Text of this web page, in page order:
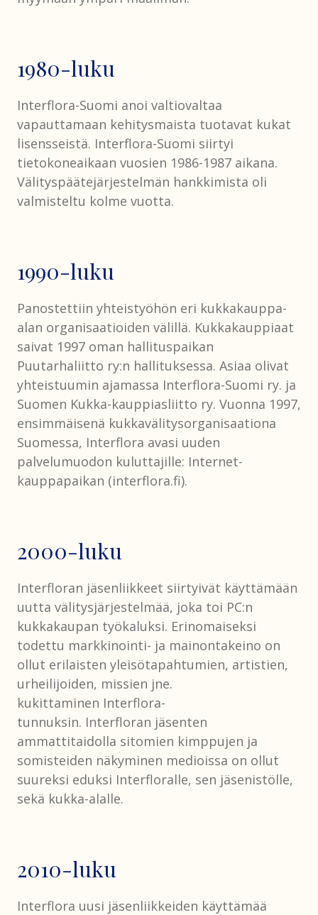
1980-luku
Interflora-Suomi anoi valtiovaltaa
vapauttamaan kehitysmaista tuotavat kukat
lisensseistä. Interflora-Suomi siirtyi
tietokoneaikaan vuosien 1986-1987 aikana.
Välityspäätejärjestelmän hankkimista oli
valmisteltu kolme vuotta.
1990-luku
Panostettiin yhteistyöhön eri kukkakauppa-
alan organisaatioiden välillä. Kukkakauppiaat
saivat 1997 oman hallituspaikan
Puutarhaliitto ry:n hallituksessa. Asiaa olivat
yhteistuumin ajamassa Interflora-Suomi ry. ja
Suomen Kukka-kauppiasliitto ry. Vuonna 1997,
ensimmäisenä kukkavälitysorganisaationa
Suomessa, Interflora avasi uuden
palvelumuodon kuluttajille: Internet-
kauppapaikan (interflora.fi).
2000-luku
Interfloran jäsenliikkeet siirtyivät käyttämään
uutta välitysjärjestelmää, joka toi PC:n
kukkakaupan työkaluksi. Erinomaiseksi
todettu markkinointi- ja mainontakeino on
ollut erilaisten yleisötapahtumien, artistien,
urheilijoiden, missien jne.
kukittaminen Interflora-
tunnuksin. Interfloran jäsenten
ammattitaidolla sitomien kimppujen ja
somisteiden näkyminen medioissa on ollut
suureksi eduksi Interfloralle, sen jäsenistölle,
sekä kukka-alalle.
2010-luku
Interflora uusi jäsenliikkeiden käyttämää